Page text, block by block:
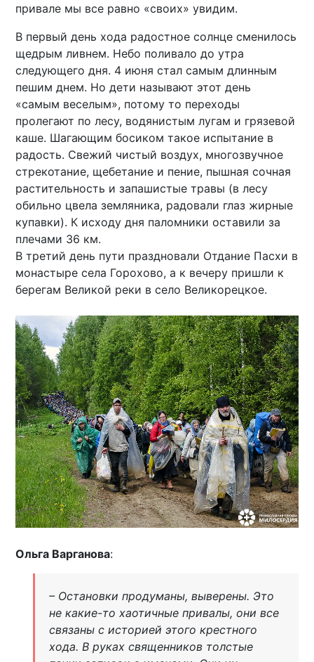
привале мы все равно «своих» увидим.
В первый день хода радостное солнце сменилось
щедрым ливнем. Небо поливало до утра
следующего дня. 4 июня стал самым длинным
пешим днем. Но дети называют этот день
«самым веселым», потому то переходы
пролегают по лесу, водянистым лугам и грязевой
каше. Шагающим босиком такое испытание в
радость. Свежий чистый воздух, многозвучное
стрекотание, щебетание и пение, пышная сочная
растительность и запашистые травы (в лесу
обильно цвела земляника, радовали глаз жирные
купавки). К исходу дня паломники оставили за
плечами 36 км.
В третий день пути праздновали Отдание Пасхи в
монастыре села Горохово, а к вечеру пришли к
берегам Великой реки в село Великорецкое.
Ольга Варганова:
– Остановки продуманы, выверены. Это
не какие-то хаотичные привалы, они все
связаны с историей этого крестного
хода. В руках священников толстые